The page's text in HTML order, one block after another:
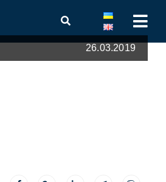
26.03.2019